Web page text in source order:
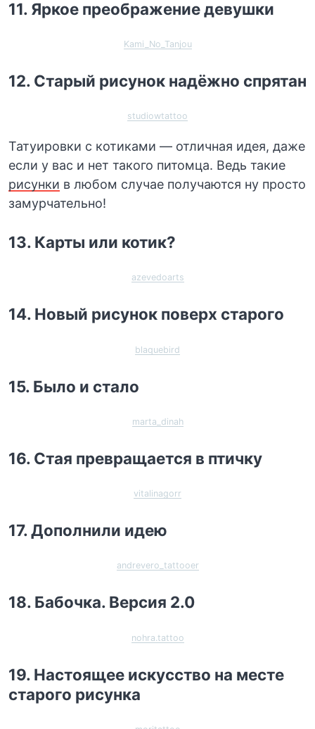
11. Яркое преображение девушки
Kami_No_Tanjou
12. Старый рисунок надёжно спрятан
studiowtattoo
Татуировки с котиками — отличная идея, даже
если у вас и нет такого питомца. Ведь такие
рисунки в любом случае получаются ну просто
замурчательно!
13. Карты или котик?
azevedoarts
14. Новый рисунок поверх старого
blaquebird
15. Было и стало
marta_dinah
16. Стая превращается в птичку
vitalinagorr
17. Дополнили идею
andrevero_tattooer
18. Бабочка. Версия 2.0
nohra.tattoo
19. Настоящее искусство на месте
старого рисунка